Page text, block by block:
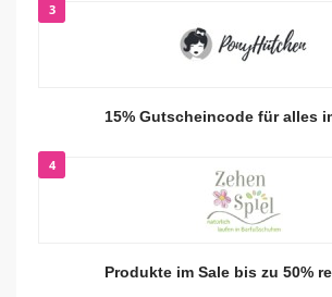
3
15% Gutscheincode für alles
4
Produkte im Sale bis zu 50%